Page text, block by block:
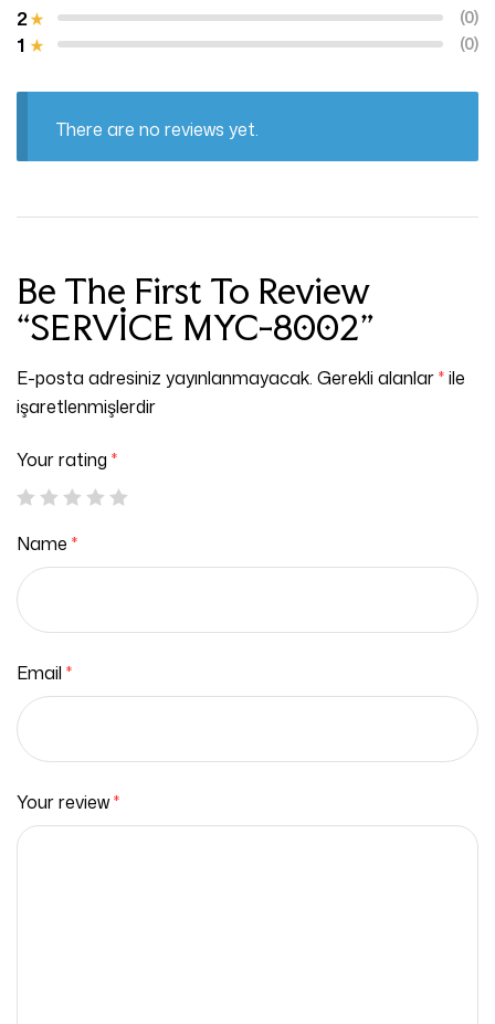
1 (0)
2 (0)
There are no reviews yet.
Be The First To Review
“SERVİCE MYC-8002”
E-posta adresiniz yayınlanmayacak. Gerekli alanlar*ile
işaretlenmişlerdir
Your rating *
Your review*
Name *
Email *